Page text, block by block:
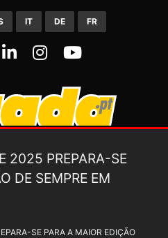
IT DE FR
SE PARA A MAIOR EDIÇÃO